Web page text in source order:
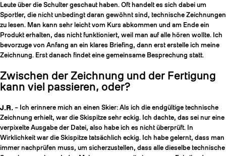
Leute über die Schulter geschaut haben. Oft handelt es sich dabei um
Sportler, die nicht unbedingt daran gewöhnt sind, technische Zeichnungen
zu lesen. Man kann sehr leicht vom Kurs abkommen und am Ende ein
Produkt erhalten, das nicht funktioniert, weil man auf alle hören wollte. Ich
bevorzuge von Anfang an ein klares Briefing, dann erst erstelle ich meine
Zeichnung. Erst danach findet eine gemeinsame Besprechung statt.
Zwischen der Zeichnung und der Fertigung
kann viel passieren, oder?
J.R. – Ich erinnere mich an einen Skier: Als ich die endgültige technische
Zeichnung erhielt, war die Skispitze sehr eckig. Ich dachte, das sei nur eine
verpixelte Ausgabe der Datei, also habe ich es nicht überprüft. In
Wirklichkeit war die Skispitze tatsächlich eckig. Ich habe gelernt, dass man
immer nachprüfen muss, um sicherzustellen, dass alle dieselbe technische